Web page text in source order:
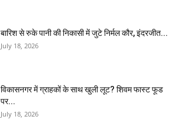
बारिश से रुके पानी की निकासी में जुटे निर्मल कौर, इंदरजीत...
July 18, 2026
विकासनगर में ग्राहकों के साथ खुली लूट? शिवम फास्ट फूड
पर...
July 18, 2026